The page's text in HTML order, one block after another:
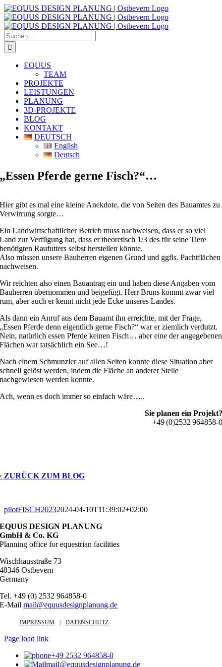
Zum
Inhalt
springen
Suche
nach:
EQUUS
TEAM
PROJEKTE
LEISTUNGEN
PLANUNG
3D-PROJEKTE
BLOG
KONTAKT
DEUTSCH
English
Deutsch
„Essen Pferde gerne Fisch?“…
Hier gibt es mal eine kleine Anekdote, die von Seiten des Bauamtes zu
Verwirrung sorgte…
Ein Landwirtschaftlicher Betrieb muss nachweisen, dass er so viel
Land zur Verfügung hat, dass er theoretisch 1/3 des für seine Tiere
benötigten Raufutters selbst herstellen könnte.
Also müssen unsere Bauherren eigenen Grund und ggfls. Pachtflächen
nachweisen.
Wir reichten also einen Bauantrag ein und haben diese Angaben vom
Bauherren übernommen und beigefügt. Herr Bruns kommt zwar viel
rum, aber auch er kennt nicht jede Ecke unseres Landes.
Als dann ein Anruf aus dem Bauamt ihn erreichte, mit der Frage,
„Essen Pferde denn eigentlich gerne Fisch?“ war er ziemlich verdutzt.
Nein, natürlich essen Pferde keinen Fisch… aber eine der angegebenen
Flächen war tatsächlich ein See…!
Nach einem Schmunzler auf allen Seiten konnte diese Situation aber
schnell gelöst werden, indem die Fläche an anderer Stelle
nachgewiesen werden konnte.
Ach, wenn es doch immer so einfach wäre…..
Sie planen ein Projekt?
+49 (0)2532 964858-0
‹ ZURÜCK ZUM BLOG
pilotFISCH20232024-04-10T11:39:02+02:00
EQUUS DESIGN PLANUNG
GmbH & Co. KG
Planning office for equestrian facilities
Wischhausstraße 73
48346 Ostbevern
Germany
Tel. +49 (0) 2532 964858-0
E-Mailmail@equusdesignplanung.de
IMPRESSUM DATENSCHUTZ
Page load link
+49 2532 964858-0
mail@equusdesignplanung.de